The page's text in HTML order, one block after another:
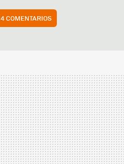
4 COMENTARIOS